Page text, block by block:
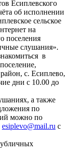
Есиплевского
об исполнении
сельское
на
поселения
слушания».
в
с. Есиплево,
дни с 10.00 до
а также
по
можно по
esiplevo@mail.ru с